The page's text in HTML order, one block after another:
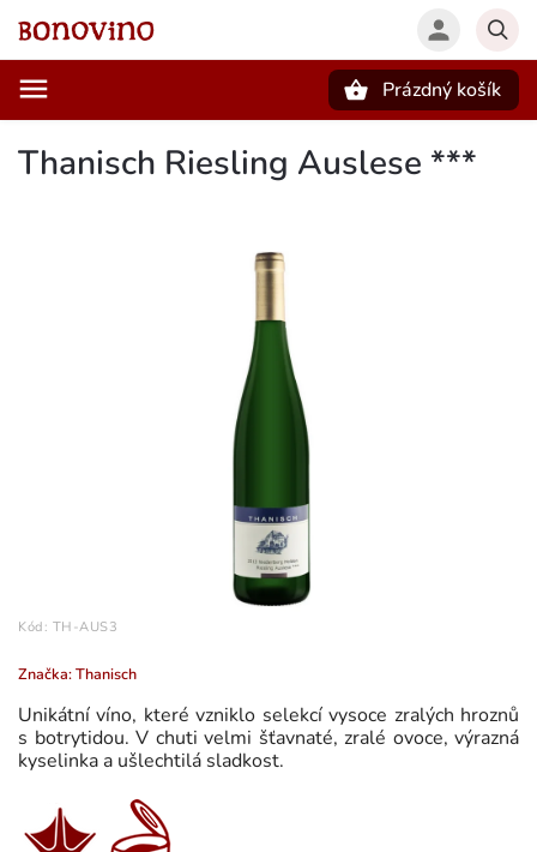
Prázdný košík
Thanisch Riesling Auslese ***
Kód: TH-AUS3
Značka:Thanisch
Unikátní víno, které vzniklo selekcí vysoce zralých hroznů
s botrytidou. V chuti velmi šťavnaté, zralé ovoce, výrazná
kyselinka a ušlechtilá sladkost.